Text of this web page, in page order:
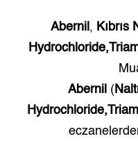
Abernil , Kıbrıs
Abernil (